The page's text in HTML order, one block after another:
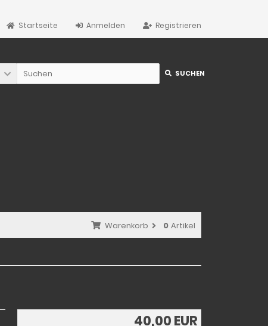
Registrieren
Anmelden
Startseite
SUCHEN
Warenkorb 0 Artikel
40,00 EUR